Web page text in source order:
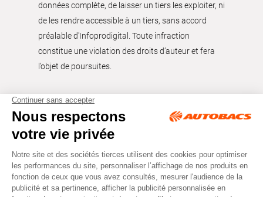
données complète, de laisser un tiers les exploiter, ni
de les rendre accessible à un tiers, sans accord
préalable d'Infoprodigital. Toute infraction
constitue une violation des droits d’auteur et fera
l’objet de poursuites.
Tous droits réservés © Autobacs